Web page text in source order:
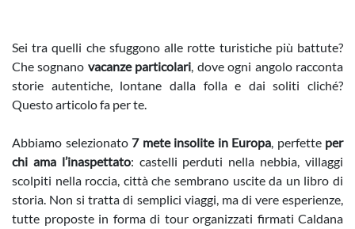
Sei tra quelli che sfuggono alle rotte turistiche più battute?
Che sognano vacanze particolari, dove ogni angolo racconta
storie autentiche, lontane dalla folla e dai soliti cliché?
Questo articolo fa per te.
Abbiamo selezionato 7 mete insolite in Europa, perfette per
chi ama l’inaspettato: castelli perduti nella nebbia, villaggi
scolpiti nella roccia, città che sembrano uscite da un libro di
storia. Non si tratta di semplici viaggi, ma di vere esperienze,
tutte proposte in forma di tour organizzati firmati Caldana